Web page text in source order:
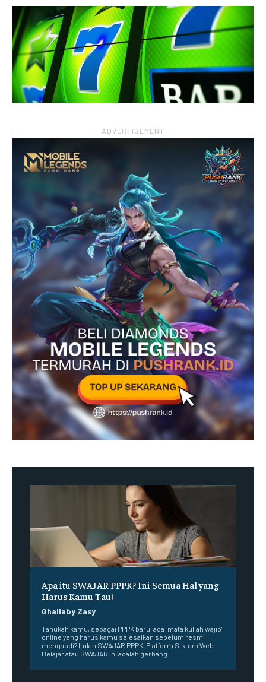
― ADVERTISEMENT ―
Apa itu SWAJAR PPPK? Ini Semua Hal yang
Harus Kamu Tau!
Ghallaby Zasy
Tahukah kamu, sebagai PPPK baru, ada "mata kuliah wajib"
online yang harus kamu selesaikan sebelum resmi
mengabdi? Itulah SWAJAR PPPK. Platform Sistem Web
Belajar atau SWAJAR ini adalah gerbang...